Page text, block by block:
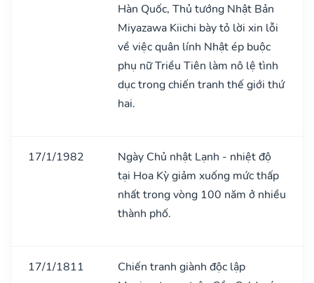
Hàn Quốc, Thủ tướng Nhật Bản
Miyazawa Kiichi bày tỏ lời xin lỗi
về việc quân lính Nhật ép buộc
phụ nữ Triều Tiên làm nô lệ tình
dục trong chiến tranh thế giới thứ
hai.
17/1/1982
Ngày Chủ nhật Lạnh - nhiệt độ
tại Hoa Kỳ giảm xuống mức thấp
nhất trong vòng 100 năm ở nhiều
thành phố.
17/1/1811
Chiến tranh giành độc lập